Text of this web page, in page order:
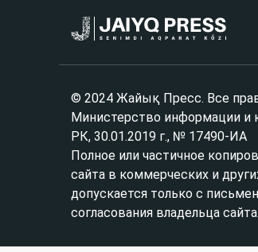
© 2024 Жайық Пресс. Все
Министерство информации и
РК, 30.01.2019 г., № 17490-ИА
Полное или частичное
сайта в коммерческих и
допускается только с
согласования владельца сайта.